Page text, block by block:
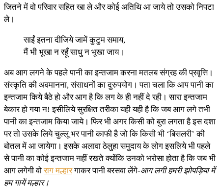
जितने में वो परिवार सहित खा ले और कोई अतिथि आ जाये तो उसको निपटा
ले।
साईं इतना दीजिये जामें कुटुम समाय,
मैं भी भूखा न रहूँ साधु न भूखा जाय।
अब आग लगने के पहले पानी का इन्तजाम करना मतलब संग्रह की प्रवृत्ति।
संस्कृति की अवमानना, संसाधनों का दुरुपयोग। पता चला कि आप पानी का
इन्तजाम किये बैठे हो और आग है कि लग के ही नहीं दे रही। सारा इन्तजाम
बेकार हो गया न! इसीलिये सुरक्षित तरीका यही यही है कि जब आग लगे तभी
पानी का इन्तजाम किया जाये। फिर भी अगर किसी को बुरा लगता है इस दशा
पर तो उसके लिये चुल्लू भर पानी काफी है जो कि किसी भी ‘बिसलरी’ की
बोतल में आ जायेगा। इसके अलावा ठेलुहा समुदाय के लोग इसलिये भी पहले
से पानी का कोई इन्तजाम नहीं रखते क्योंकि उनको भरोसा होता है कि जब भी
आग लगेगी वोराग मल्हारगाकर पानी बरसवा लेंगे-आग लगी हमरी झोपड़िया में
हम गायें मल्हार।